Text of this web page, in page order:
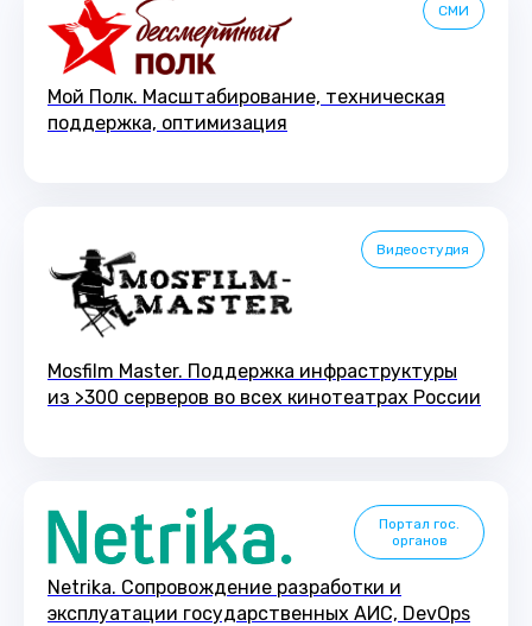
СМИ
Мой Полк. Масштабирование, техническая
поддержка, оптимизация
Видеостудия
Mosfilm Master. Поддержка инфраструктуры
из >300 серверов во всех кинотеатрах России
Портал гос.
органов
Netrika. Cопровождение разработки и
эксплуатации государственных АИС, DevOps